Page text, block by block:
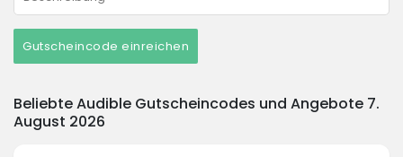
Gutscheincode einreichen
Beliebte Audible Gutscheincodes und Angebote 7.
August 2026